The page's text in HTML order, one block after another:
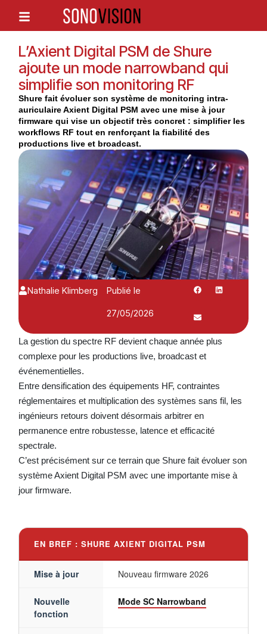
L’Axient Digital PSM de Shure
ajoute un mode narrowband qui
simplifie son monitoring RF
Shure fait évoluer son système de monitoring intra-
auriculaire Axient Digital PSM avec une mise à jour
firmware qui vise un objectif très concret : simplifier les
workflows RF tout en renforçant la fiabilité des
productions live et broadcast.
Nathalie Klimberg
Publié le
27/05/2026
La gestion du spectre RF devient chaque année plus
complexe pour les productions live, broadcast et
événementielles.
Entre densification des équipements HF, contraintes
réglementaires et multiplication des systèmes sans fil, les
ingénieurs retours doivent désormais arbitrer en
permanence entre robustesse, latence et efficacité
spectrale.
C’est précisément sur ce terrain que Shure fait évoluer son
système Axient Digital PSM avec une importante mise à
jour firmware.
EN BREF : SHURE AXIENT DIGITAL PSM
Mise à jour Nouveau firmware 2026
Nouvelle
fonction
Mode SC Narrowband